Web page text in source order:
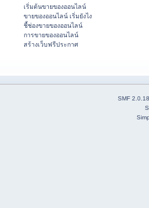
เริ่มต้นขายของออนไลน์
ขายของออนไลน์ เริ่มยังไง
ชี้ช่องขายของออนไลน์
การขายของออนไลน์
สร้างเว็บฟรีประกาศ
SMF 2.0.18